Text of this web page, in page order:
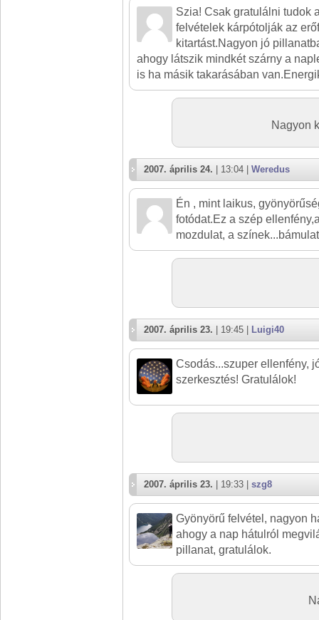
Szia! Csak gratulálni tudok
felvételek kárpótolják az
kitartást.Nagyon jó
ahogy látszik mindkét szárny a
is ha másik takarásában
Nagyon
2007. április 24. | 13:04 | Weredus
Én , mint laikus,
fotódat.Ez a szép
mozdulat, a
2007. április 23. | 19:45 | Luigi40
Csodás...szuper ellenfény,
szerkesztés! Gratulálok!
2007. április 23. | 19:33 | szg8
Gyönyörű felvétel, nagyon
ahogy a nap hátulról
pillanat, gratulálok.